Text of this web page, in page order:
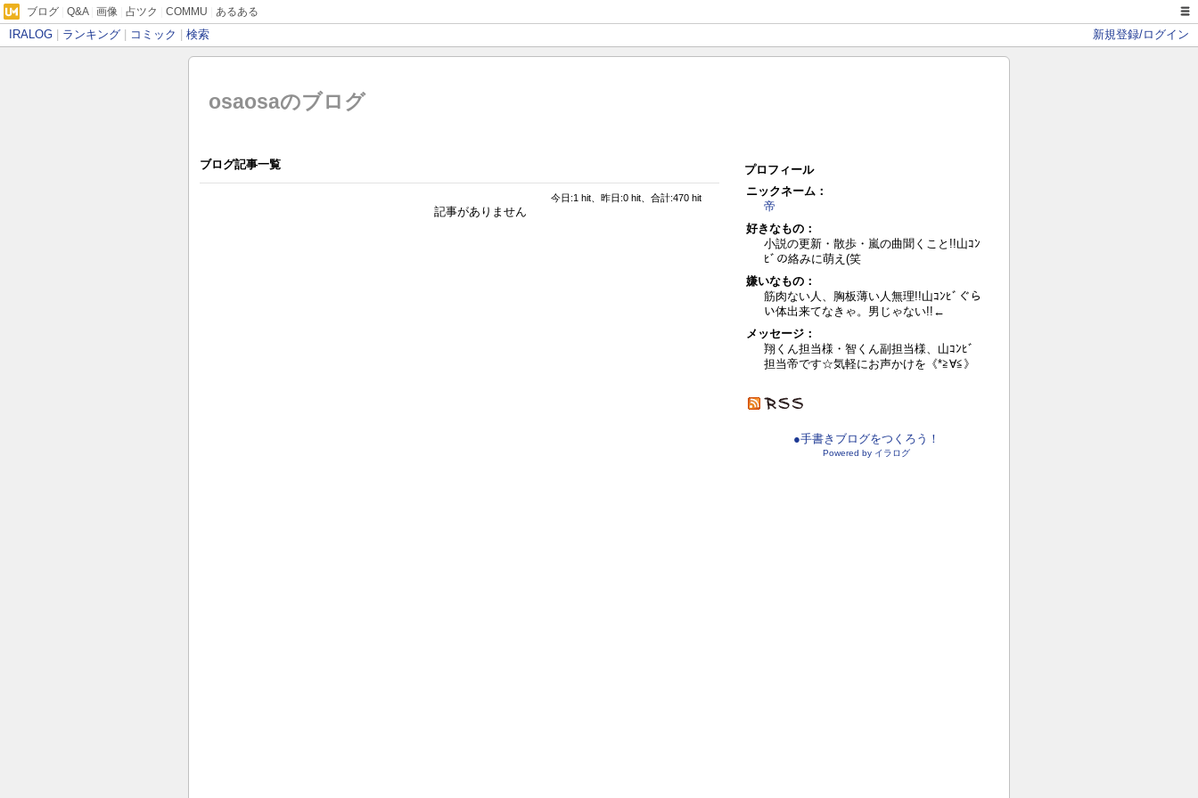
ブログ Q&A| 画像 占ツク COMMU あるある
IRALOG ランキング コミック 検索 新規登録/ログイン
osaosaのブログ
ブログ記事一覧
今日:1 hit、昨日:0 hit、合計:470 hit
記事がありません
プロフィール
ニックネーム：
帝
好きなもの：
小説の更新・散歩・嵐の曲聞くこと!!山ｺﾝ
ﾋﾞの絡みに萌え(笑
嫌いなもの：
筋肉ない人、胸板薄い人無理!!山ｺﾝﾋﾞぐら
い体出来てなきゃ。男じゃない!!←
メッセージ：
翔くん担当様・智くん副担当様、山ｺﾝﾋﾞ
担当帝です☆気軽にお声かけを《*≧∀≦》
●手書きブログをつくろう！
Powered by イラログ